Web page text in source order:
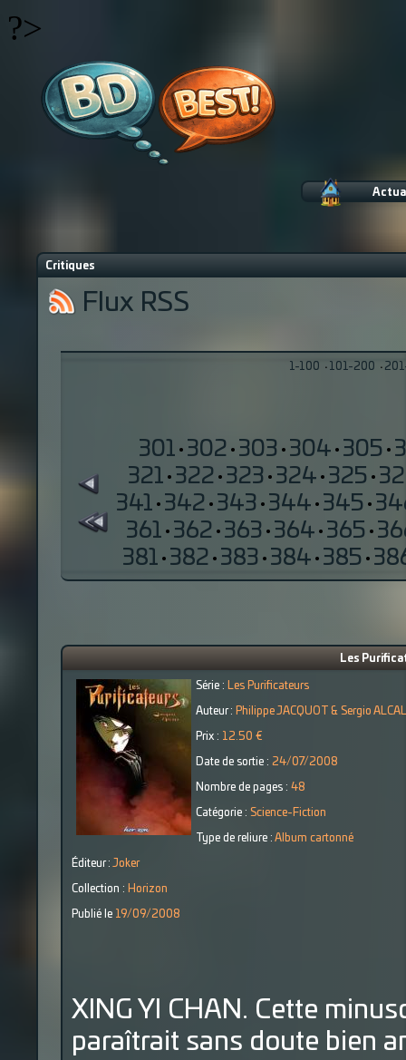
?>
Critiques
Flux RSS
1-100 · 101-200 ·
301 · 302 · 303 · 304 · 305 ·
321 · 322 · 323 · 324 · 325 ·
341 · 342 · 343 · 344 · 345 ·
361 · 362 · 363 · 364 · 365 ·
381 · 382 · 383 · 384 · 385 ·
Les
Série : Les Purificateurs
Auteur : Philippe JACQUOT & Sergio
Prix : 12.50 €
Date de sortie : 24/07/2008
Nombre de pages : 48
Catégorie : Science-Fiction
Type de reliure : Album cartonné
Éditeur : Joker
Collection : Horizon
Publié le 19/09/2008
XING YI CHAN. Cette
paraîtrait sans doute bien